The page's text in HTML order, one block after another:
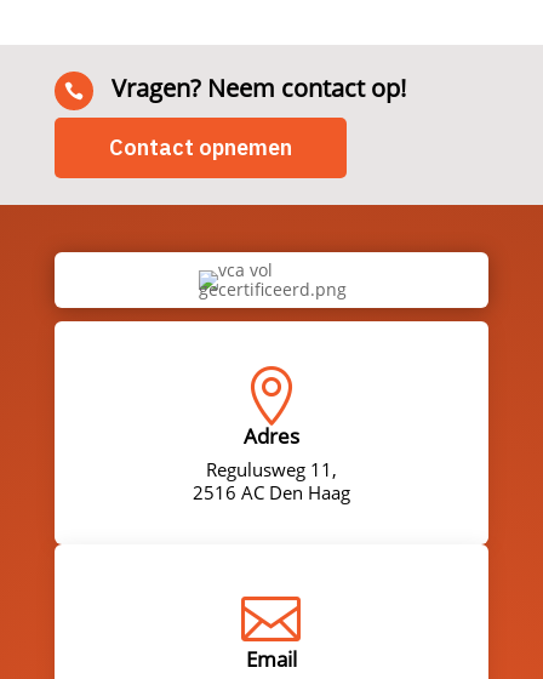
 Vragen? Neem contact op!
Contact opnemen

Adres
Regulusweg 11,
2516 AC Den Haag

Email